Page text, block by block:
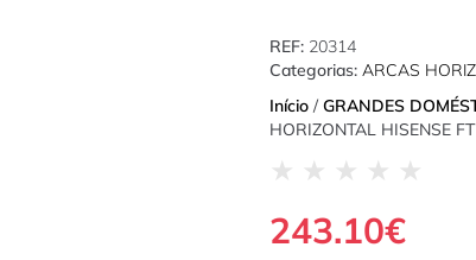
REF: 20314
Categorias: ARCAS
Início / GRANDES
HORIZONTAL HISENSE
★ ★ ★ ★ ★
243.10€